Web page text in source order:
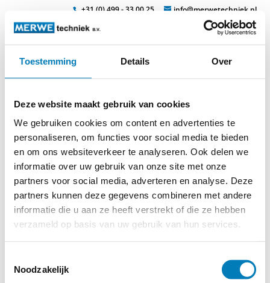
Toestemming Details Over
Deze website maakt gebruik van cookies
We gebruiken cookies om content en advertenties te
personaliseren, om functies voor social media te bieden
en om ons websiteverkeer te analyseren. Ook delen we
informatie over uw gebruik van onze site met onze
partners voor social media, adverteren en analyse. Deze
partners kunnen deze gegevens combineren met andere
informatie die u aan ze heeft verstrekt of die ze hebben
verzameld op basis van uw gebruik van hun services.
Noodzakelijk
+31 (0) 499 - 33 00 25 info@merwetechniek.nl
Veelzijdig in elektrotechnische producten
sr_huelsen_zeich
© 2026MERWEtechniek B.V.-Disclaimer-Privacy Policy-
Cookieverklaring-Verdere contact gegevens